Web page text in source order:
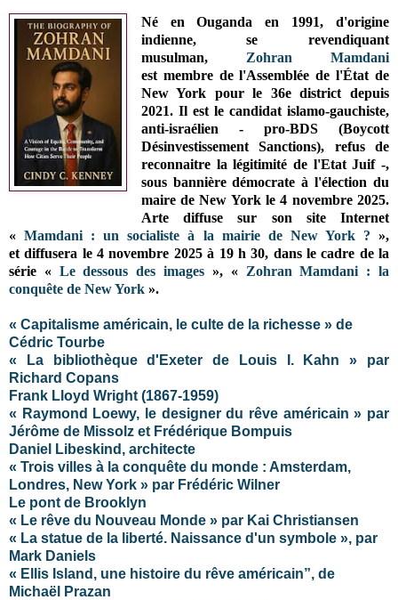
Né en Ouganda en 1991, d'origine
indienne, se revendiquant
musulman, Zohran Mamdani
est membre de l'Assemblée de l'État de
New York pour le 36e district depuis
2021. Il est le candidat islamo-gauchiste,
anti-israélien - pro-BDS (Boycott
Désinvestissement Sanctions), refus de
reconnaitre la légitimité de l'Etat Juif -,
sous bannière démocrate à l'élection du
maire de New York le 4 novembre 2025.
Arte diffuse sur son site Internet
«Mamdani : un socialiste à la mairie de New York ? »,
etdiffusera le 4 novembre 2025 à 19 h 30, dans le cadre de la
série « Le dessous des images », « Zohran Mamdani : la
conquête de New York ».
« Capitalisme américain, le culte de la richesse » de
Cédric Tourbe
« La bibliothèque d'Exeter de Louis I. Kahn » par
Richard Copans
Frank Lloyd Wright (1867-1959)
« Raymond Loewy, le designer du rêve américain » par
Jérôme de Missolz et Frédérique Bompuis
Daniel Libeskind, architecte
« Trois villes à la conquête du monde : Amsterdam,
Londres, New York » par Frédéric Wilner
Le pont de Brooklyn
« Le rêve du Nouveau Monde » par Kai Christiansen
« La statue de la liberté. Naissance d'un symbole », par
Mark Daniels
« Ellis Island, une histoire du rêve américain”, de
Michaël Prazan